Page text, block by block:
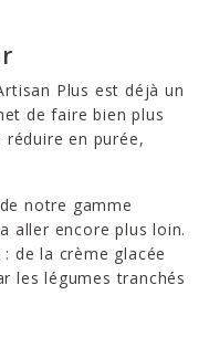
Plus est déjà un
de faire bien plus
en purée,
notre gamme
aller encore plus loin.
de la crème glacée
les légumes tranchés